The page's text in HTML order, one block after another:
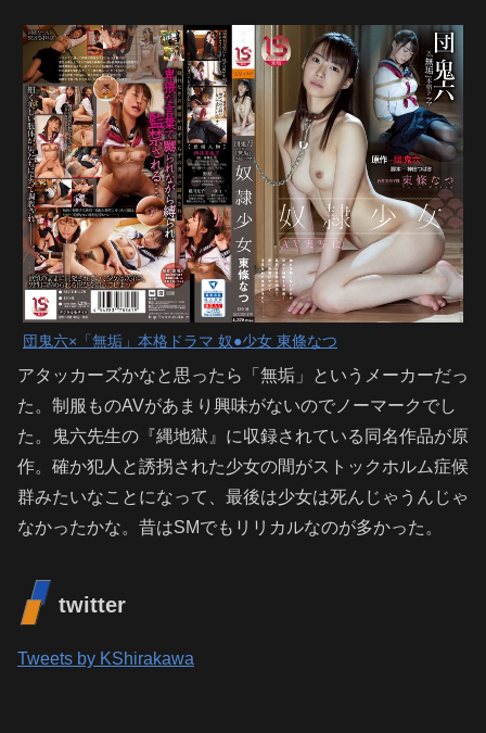
団鬼六×「無垢」本格ドラマ 奴●少女 東條なつ
アタッカーズかなと思ったら「無垢」というメーカーだっ
た。制服ものAVがあまり興味がないのでノーマークでし
た。鬼六先生の『縄地獄』に収録されている同名作品が原
作。確か犯人と誘拐された少女の間がストックホルム症候
群みたいなことになって、最後は少女は死んじゃうんじゃ
なかったかな。昔はSMでもリリカルなのが多かった。
twitter
Tweets by KShirakawa